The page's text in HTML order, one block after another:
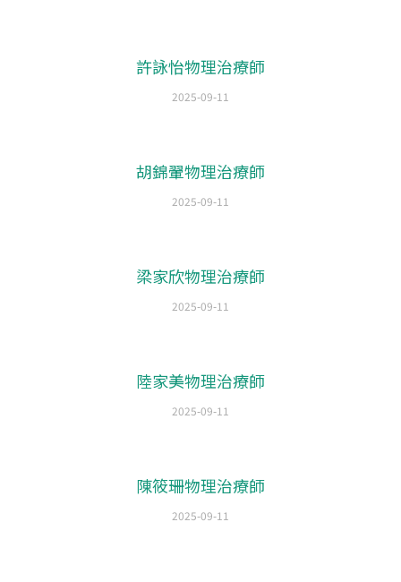
許詠怡物理治療師
2025-09-11
胡錦翬物理治療師
2025-09-11
梁家欣物理治療師
2025-09-11
陸家美物理治療師
2025-09-11
陳筱珊物理治療師
2025-09-11